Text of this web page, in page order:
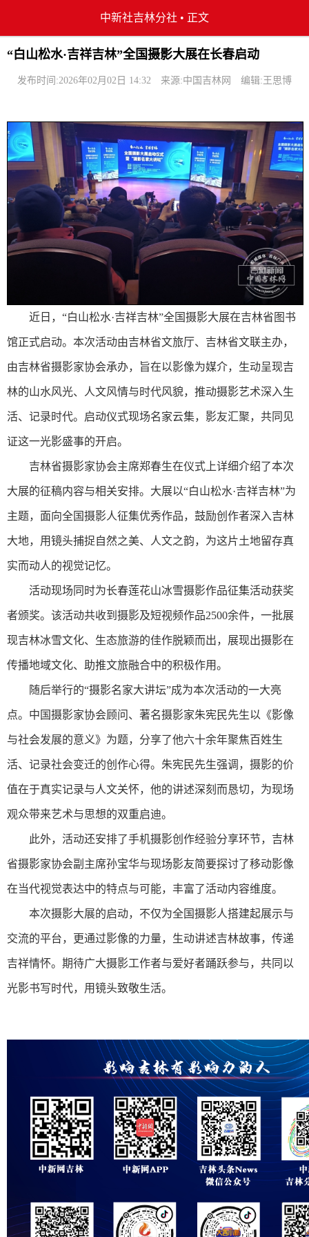
中新社吉林分社 • 正文
“白山松水·吉祥吉林”全国摄影大展在长春启动
发布时间:2026年02月02日 14:32 来源:中国吉林网 编辑:王思博
近日，“白山松水·吉祥吉林”全国摄影大展在吉林省图书
馆正式启动。本次活动由吉林省文旅厅、吉林省文联主办，
由吉林省摄影家协会承办，旨在以影像为媒介，生动呈现吉
林的山水风光、人文风情与时代风貌，推动摄影艺术深入生
活、记录时代。启动仪式现场名家云集，影友汇聚，共同见
证这一光影盛事的开启。
吉林省摄影家协会主席郑春生在仪式上详细介绍了本次
大展的征稿内容与相关安排。大展以“白山松水·吉祥吉林”为
主题，面向全国摄影人征集优秀作品，鼓励创作者深入吉林
大地，用镜头捕捉自然之美、人文之韵，为这片土地留存真
实而动人的视觉记忆。
活动现场同时为长春莲花山冰雪摄影作品征集活动获奖
者颁奖。该活动共收到摄影及短视频作品2500余件，一批展
现吉林冰雪文化、生态旅游的佳作脱颖而出，展现出摄影在
传播地域文化、助推文旅融合中的积极作用。
随后举行的“摄影名家大讲坛”成为本次活动的一大亮
点。中国摄影家协会顾问、著名摄影家朱宪民先生以《影像
与社会发展的意义》为题，分享了他六十余年聚焦百姓生
活、记录社会变迁的创作心得。朱宪民先生强调，摄影的价
值在于真实记录与人文关怀，他的讲述深刻而恳切，为现场
观众带来艺术与思想的双重启迪。
此外，活动还安排了手机摄影创作经验分享环节，吉林
省摄影家协会副主席孙宝华与现场影友简要探讨了移动影像
在当代视觉表达中的特点与可能，丰富了活动内容维度。
本次摄影大展的启动，不仅为全国摄影人搭建起展示与
交流的平台，更通过影像的力量，生动讲述吉林故事，传递
吉祥情怀。期待广大摄影工作者与爱好者踊跃参与，共同以
光影书写时代，用镜头致敬生活。